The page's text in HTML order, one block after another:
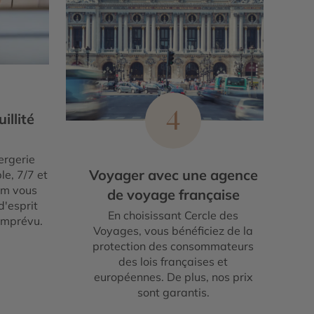
7/7 et
vous
4
Voyager avec une agence
de voyage française
En choisissant Cercle des
Voyages, vous bénéficiez de la
protection des consommateurs
des lois françaises et
européennes. De plus, nos prix
sont garantis.